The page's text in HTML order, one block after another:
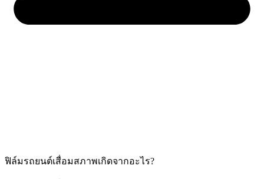
ฟิล์มรถยนต์เสื่อมสภาพเกิดจากอะไร?